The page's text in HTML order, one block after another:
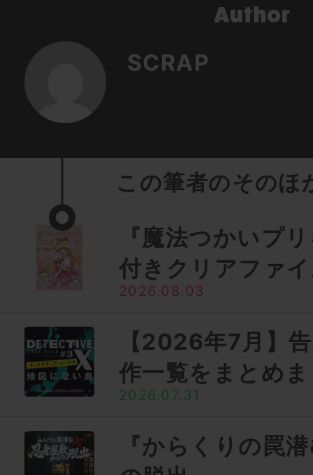
SCRAP
この筆者のそのほ
『魔法つかいプ
付きクリアファ
2026.08.03
【2026年7月】
作一覧をまとめ
2026.07.31
『からくりの罠